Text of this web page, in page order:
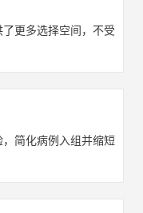
更多选择空间，不受
简化病例入组并缩短